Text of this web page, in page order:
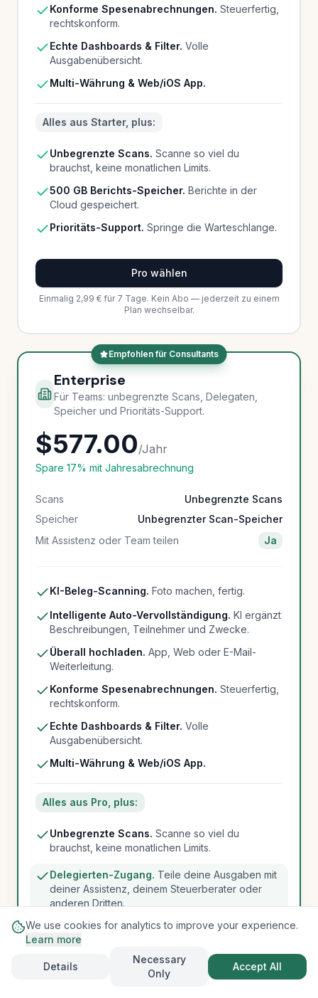
Konforme Spesenabrechnungen. Steuerfertig,
rechtskonform.
Echte Dashboards & Filter. Volle
Ausgabenübersicht.
Multi-Währung & Web/iOS App.
Alles aus Starter, plus:
Unbegrenzte Scans. Scanne so viel du
brauchst, keine monatlichen Limits.
500 GB Berichts-Speicher. Berichte in der
Cloud gespeichert.
Prioritäts-Support. Springe die Warteschlange.
Pro wählen
Einmalig 2,99 € für 7 Tage. Kein Abo — jederzeit zu einem
Plan wechselbar.
Empfohlen für Consultants
Enterprise
Für Teams: unbegrenzte Scans, Delegaten,
Speicher und Prioritäts-Support.
$577.00/Jahr
Spare 17% mit Jahresabrechnung
Scans
Unbegrenzte Scans
Speicher
Unbegrenzter Scan-Speicher
Mit Assistenz oder Team teilen
Ja
KI-Beleg-Scanning. Foto machen, fertig.
Intelligente Auto-Vervollständigung. KI ergänzt
Beschreibungen, Teilnehmer und Zwecke.
Überall hochladen. App, Web oder E-Mail-
Weiterleitung.
Konforme Spesenabrechnungen. Steuerfertig,
rechtskonform.
Echte Dashboards & Filter. Volle
Ausgabenübersicht.
Multi-Währung & Web/iOS App.
Alles aus Pro, plus:
Unbegrenzte Scans. Scanne so viel du
brauchst, keine monatlichen Limits.
Delegierten-Zugang. Teile deine Ausgaben mit
deiner Assistenz, deinem Steuerberater oder
anderen Dritten.
Unbegrenzter Berichts-Speicher. Immer
verfügbar.
Prioritäts-Support.Springe die Warteschlange.
We use cookies for analytics to improve your experience.
Learn more
Details
Necessary
Only
Accept All